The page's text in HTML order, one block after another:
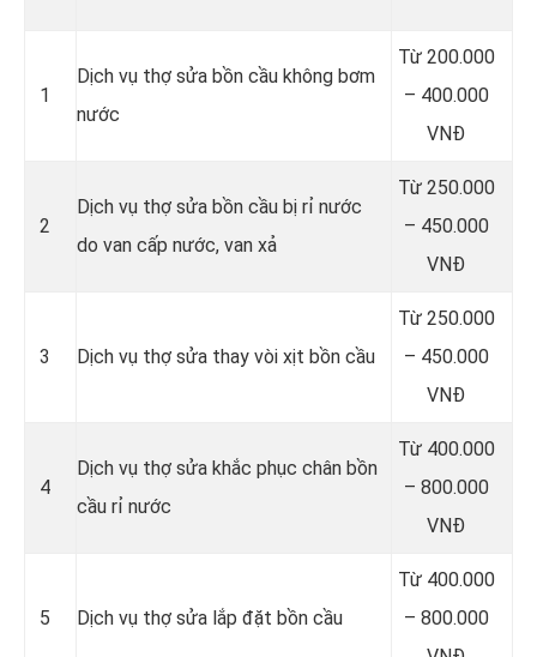
1
Dịch vụ thợ sửa bồn cầu không bơm
nước
Từ 200.000
– 400.000
VNĐ
2
Dịch vụ thợ sửa bồn cầu bị rỉ nước
do van cấp nước, van xả
Từ 250.000
– 450.000
VNĐ
3 Dịch vụ thợ sửa thay vòi xịt bồn cầu
Từ 250.000
– 450.000
VNĐ
4
Dịch vụ thợ sửa khắc phục chân bồn
cầu rỉ nước
Từ 400.000
– 800.000
VNĐ
5 Dịch vụ thợ sửa lắp đặt bồn cầu
Từ 400.000
– 800.000